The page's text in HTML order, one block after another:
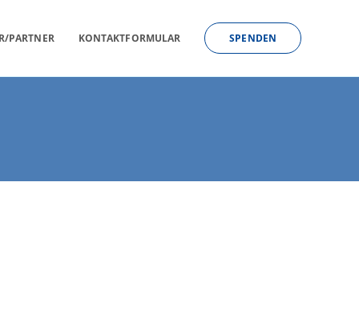
PARTNER KONTAKTFORMULAR SPENDEN